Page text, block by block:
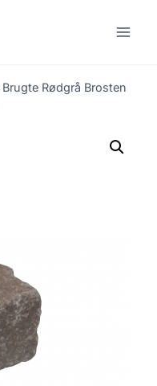
Brugte Rødgrå Brosten